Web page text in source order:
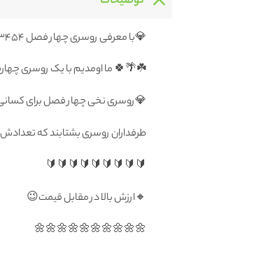
💎با معرفی روسری چهار فصل R3454 درخدمت شما هستیم
☘️🌴🍀 ما اومدیم با یک روسری
💎روسری نخی چهار فصل برای
طرفداران روسری بشتابند که
🔰🔰🔰🔰🔰🔰🔰🔰🔰
🔸ارزش بالا در مقابل قیمت😉
🌼🌼🌼🌼🌼🌼🌼🌼🌼🌼